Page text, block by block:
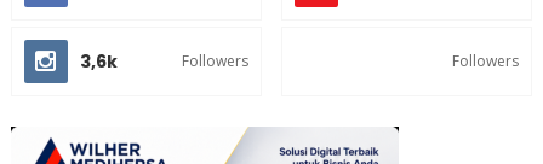
3,6k Followers Followers